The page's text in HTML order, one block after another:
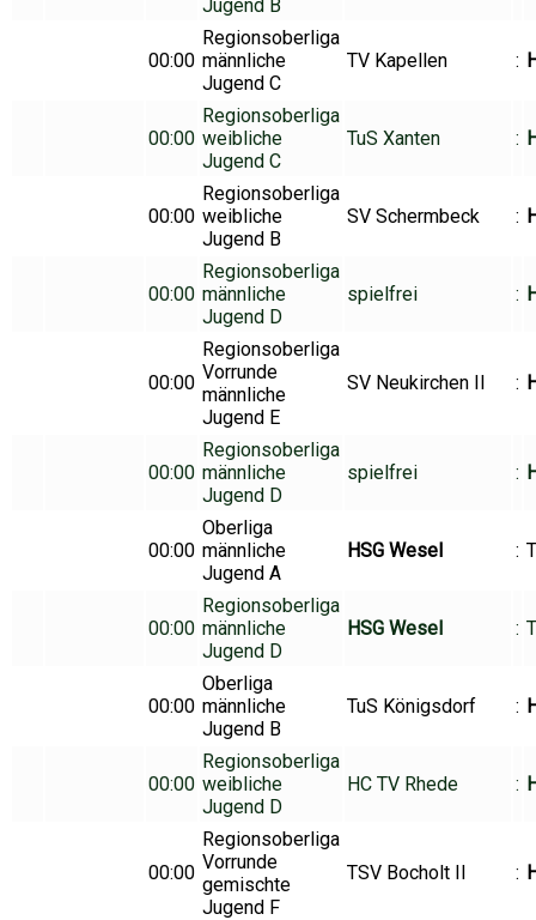
Jugend B
00:00
Regionsoberliga
männliche
Jugend C
TV Kapellen :
00:00
Regionsoberliga
weibliche
Jugend C
TuS Xanten :
00:00
Regionsoberliga
weibliche
Jugend B
SV Schermbeck :
00:00
Regionsoberliga
männliche
Jugend D
spielfrei :
00:00
Regionsoberliga
Vorrunde
männliche
Jugend E
SV Neukirchen II :
00:00
Regionsoberliga
männliche
Jugend D
spielfrei :
00:00
Oberliga
männliche
Jugend A
HSG Wesel :
00:00
Regionsoberliga
männliche
Jugend D
HSG Wesel :
00:00
Oberliga
männliche
Jugend B
TuS Königsdorf :
00:00
Regionsoberliga
weibliche
Jugend D
HC TV Rhede :
00:00
Regionsoberliga
Vorrunde
gemischte
Jugend F
TSV Bocholt II :